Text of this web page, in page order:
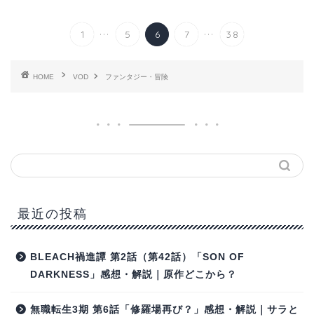
1 ... 5 6 7 ... 38
HOME VOD ファンタジー・冒険
最近の投稿
BLEACH禍進譚 第2話（第42話）「SON OF
DARKNESS」感想・解説｜原作どこから？
無職転生3期 第6話「修羅場再び？」感想・解説｜サラと